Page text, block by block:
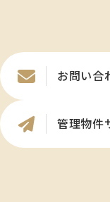
お問い合
管理物件